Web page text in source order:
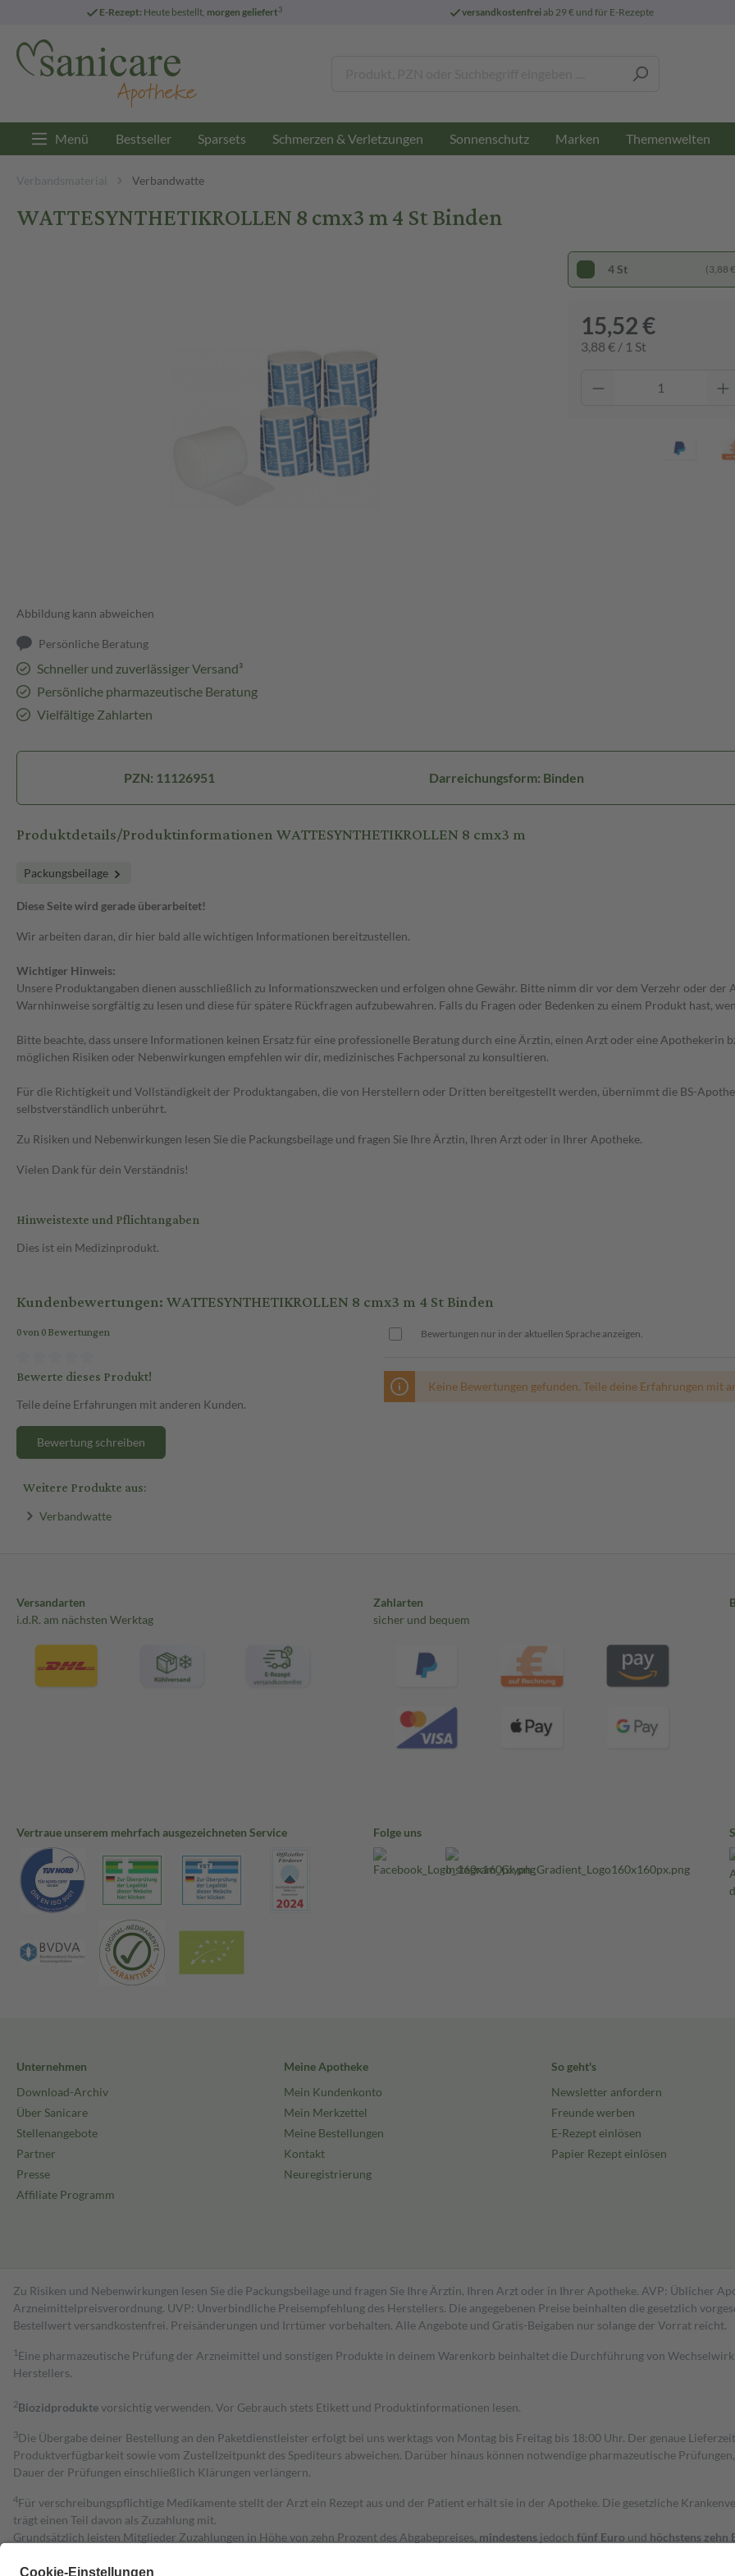
E-Rezept: Heute bestellt, morgen geliefert3 versandkostenfreiab 29 € und für E-Rezepte
Menü Bestseller Sparsets Schmerzen & Verletzungen Sonnenschutz Marken Themenwelten
Verbandsmaterial Verbandwatte
WATTESYNTHETIKROLLEN 8 cmx3 m 4 St Binden
Abbildung kann abweichen
Persönliche Beratung
Schneller und zuverlässiger Versand³
Persönliche pharmazeutische Beratung
Vielfältige Zahlarten
4 St (3,88
15,52 €
3,88 € / 1 St
PZN: 11126951 Darreichungsform: Binden
Produktdetails/Produktinformationen WATTESYNTHETIKROLLEN 8 cmx3 m
Packungsbeilage
Diese Seite wird gerade überarbeitet!
Wir arbeiten daran, dir hier bald alle wichtigen Informationen bereitzustellen.
Wichtiger Hinweis:
Unsere Produktangaben dienen ausschließlich zu Informationszwecken und erfolgen ohne Gewähr. Bitte nimm dir vor dem Verzehr oder
Warnhinweise sorgfältig zu lesen und diese für spätere Rückfragen aufzubewahren. Falls du Fragen oder Bedenken zu einem Produkt hast,
Bitte beachte, dass unsere Informationen keinen Ersatz für eine professionelle Beratung durch eine Ärztin, einen Arzt oder eine Apothekerin
möglichen Risiken oder Nebenwirkungen empfehlen wir dir, medizinisches Fachpersonal zu konsultieren.
Für die Richtigkeit und Vollständigkeit der Produktangaben, die von Herstellern oder Dritten bereitgestellt werden, übernimmt die BS-
selbstverständlich unberührt.
Zu Risiken und Nebenwirkungen lesen Sie die Packungsbeilage und fragen Sie Ihre Ärztin, Ihren Arzt oder in Ihrer Apotheke.
Vielen Dank für dein Verständnis!
Hinweistexte und Pflichtangaben
Dies ist ein Medizinprodukt.
Kundenbewertungen: WATTESYNTHETIKROLLEN 8 cmx3 m 4 St Binden
0 von 0 Bewertungen
Bewerte dieses Produkt!
Teile deine Erfahrungen mit anderen Kunden.
Bewertung schreiben
Bewertungen nur in der aktuellen Sprache anzeigen.
Keine Bewertungen gefunden. Teile deine Erfahrungen mit
Weitere Produkte aus:
Verbandwatte
Versandarten
i.d.R. am nächsten Werktag
Zahlarten
sicher und bequem
Vertraue unserem mehrfach ausgezeichneten Service Folge uns
Unternehmen
Download-Archiv
Über Sanicare
Stellenangebote
Partner
Presse
Affiliate Programm
Meine Apotheke
Mein Kundenkonto
Mein Merkzettel
Meine Bestellungen
Kontakt
Neuregistrierung
So geht's
Newsletter anfordern
Freunde werben
E-Rezept einlösen
Papier Rezept einlösen
Zu Risiken und Nebenwirkungen lesen Sie die Packungsbeilage und fragen Sie Ihre Ärztin, Ihren Arzt oder in Ihrer Apotheke. AVP: Üblicher
Arzneimittelpreisverordnung. UVP: Unverbindliche Preisempfehlung des Herstellers. Die angegebenen Preise beinhalten die gesetzlich
Bestell­wert versand­kosten­frei. Preisänderungen und Irrtümer vorbehalten. Alle Angebote und Gratis-Beigaben nur solange der Vorrat reicht.
1 Eine pharmazeutische Prüfung der Arzneimittel und sonstigen Produkte in deinem Warenkorb beinhaltet die Durchführung von
Herstellers.
2Biozidproduktevorsichtig verwenden. Vor Gebrauch stets Etikett und Produktinformationen lesen.
3Die Übergabe deiner Bestellung an den Paketdienstleister erfolgt bei uns werktags von Montag bis Freitag bis 18:00 Uhr. Der genaue
Produktverfügbarkeit sowie vom Zustellzeitpunkt des Spediteurs abweichen. Darüber hinaus können notwendige pharmazeutische
Dauer der Prüfungen einschließlich Klärungen verlängern.
4Für verschreibungspflichtige Medikamente stellt der Arzt ein Rezept aus und der Patient erhält sie in der Apotheke. Die gesetzliche
trägt einen Teil davon als Zuzahlung mit.
Grundsätzlich leisten Mitglieder Zuzahlungen in Höhe von zehn Prozent des Abgabepreises, mindestens jedoch fünf Euro und höchstens zehn
Diese Regeln gelten grundsätzlich auch für Online-Apotheken.